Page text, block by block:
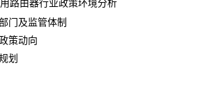
由器行业政策环境分析
及监管体制
动向